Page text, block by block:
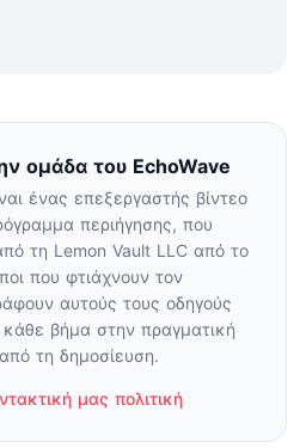
ομάδα του EchoWave
ένας επεξεργαστής βίντεο
περιήγησης, που
τη Lemon Vault LLC από το
που φτιάχνουν τον
αυτούς τους οδηγούς
κάθε βήμα στην πραγματική
τη δημοσίευση.
μας πολιτική